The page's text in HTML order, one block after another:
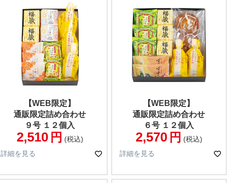
【WEB限定】
通販限定詰め合わせ
９号 １２個入
2,510
税込
詳細を見る
【WEB限定】
通販限定詰め合わせ
６号 １２個入
2,570
税込
詳細を見る